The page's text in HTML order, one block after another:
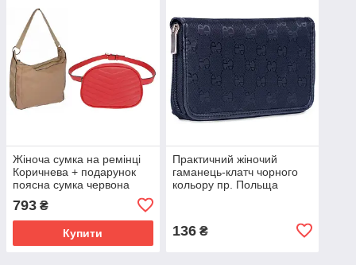
Жіноча сумка на ремінці
Коричнева + подарунок
поясна сумка червона
793 ₴
Купити
Практичний жіночий
гаманець-клатч чорного
кольору пр. Польща
136₴